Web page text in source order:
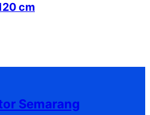
cm
Semarang